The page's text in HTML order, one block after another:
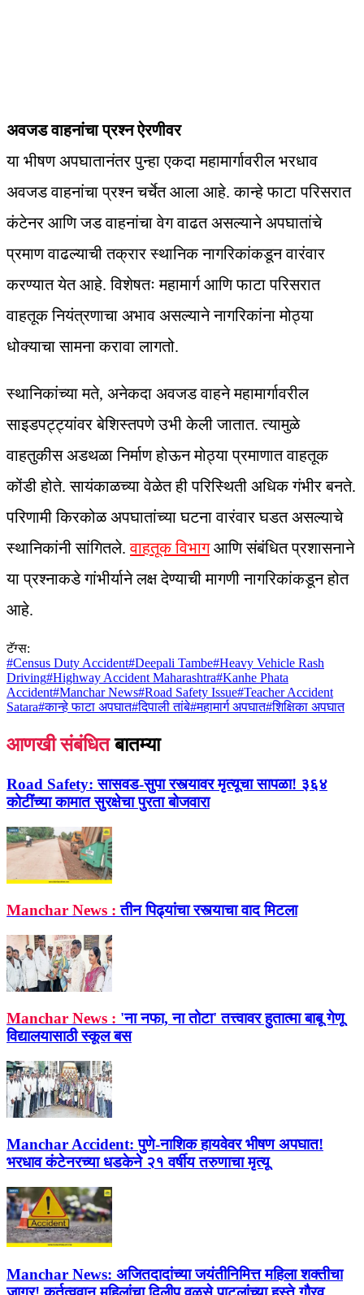
अवजड वाहनांचा प्रश्न ऐरणीवर
या भीषण अपघातानंतर पुन्हा एकदा महामार्गावरील भरधाव
अवजड वाहनांचा प्रश्न चर्चेत आला आहे. कान्हे फाटा परिसरात
कंटेनर आणि जड वाहनांचा वेग वाढत असल्याने अपघातांचे
प्रमाण वाढल्याची तक्रार स्थानिक नागरिकांकडून वारंवार
करण्यात येत आहे. विशेषतः महामार्ग आणि फाटा परिसरात
वाहतूक नियंत्रणाचा अभाव असल्याने नागरिकांना मोठ्या
धोक्याचा सामना करावा लागतो.
स्थानिकांच्या मते, अनेकदा अवजड वाहने महामार्गावरील
साइडपट्ट्यांवर बेशिस्तपणे उभी केली जातात. त्यामुळे
वाहतुकीस अडथळा निर्माण होऊन मोठ्या प्रमाणात वाहतूक
कोंडी होते. सायंकाळच्या वेळेत ही परिस्थिती अधिक गंभीर बनते.
परिणामी किरकोळ अपघातांच्या घटना वारंवार घडत असल्याचे
स्थानिकांनी सांगितले.वाहतूक विभागआणि संबंधित प्रशासनाने
या प्रश्नाकडे गांभीर्याने लक्ष देण्याची मागणी नागरिकांकडून होत
आहे.
टॅग्स:
#Census Duty Accident#Deepali Tambe#Heavy Vehicle Rash
Driving#Highway Accident Maharashtra#Kanhe Phata
Accident#Manchar News#Road Safety Issue#Teacher Accident
Satara#कान्हे फाटा अपघात#दिपाली तांबे#महामार्ग अपघात#शिक्षिका अपघात
आणखी संबंधित बातम्या
Road Safety: सासवड-सुपा रस्त्यावर मृत्यूचा सापळा! ३६४
कोटींच्या कामात सुरक्षेचा पुरता बोजवारा
Manchar News : तीन पिढ्यांचा रस्त्याचा वाद मिटला
Manchar News : 'ना नफा, ना तोटा' तत्त्वावर हुतात्मा बाबू गेणू
विद्यालयासाठी स्कूल बस
Manchar Accident: पुणे-नाशिक हायवेवर भीषण अपघात!
भरधाव कंटेनरच्या धडकेने २१ वर्षीय तरुणाचा मृत्यू
Manchar News: अजितदादांच्या जयंतीनिमित्त महिला शक्तीचा